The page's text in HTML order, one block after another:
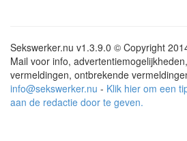
Sekswerker.nu v1.3.9.0 © Copyright
Mail voor info,
vermeldingen, ontbrekende
info@sekswerker.nu - Klik hier om een
aan de redactie door te geven.